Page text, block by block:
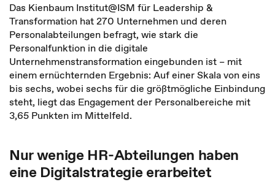
Das Kienbaum Institut@ISM für Leadership &
Transformation hat 270 Unternehmen und deren
Personalabteilungen befragt, wie stark die
Personalfunktion in die digitale
Unternehmenstransformation eingebunden ist – mit
einem ernüchternden Ergebnis: Auf einer Skala von eins
bis sechs, wobei sechs für die größtmögliche Einbindung
steht, liegt das Engagement der Personalbereiche mit
3,65 Punkten im Mittelfeld.
Nur wenige HR-Abteilungen haben
eine Digitalstrategie erarbeitet